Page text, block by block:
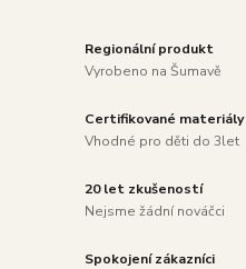
Regionální produkt
Vyrobeno na Šumavě
Certifikované materiály
Vhodné pro děti do 3let
20 let zkušeností
Nejsme žádní nováčci
Spokojení zákazníci